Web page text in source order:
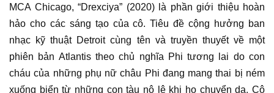
MCA Chicago, “Drexciya” (2020) là phần giới thiệu hoàn
hảo cho các sáng tạo của cô. Tiêu đề cộng hưởng ban
nhạc kỹ thuật Detroit cùng tên và truyền thuyết về một
phiên bản Atlantis theo chủ nghĩa Phi tương lai do con
cháu của những phụ nữ châu Phi đang mang thai bị ném
xuống biển từ những con tàu nô lệ khi họ chuyển dạ. Cô